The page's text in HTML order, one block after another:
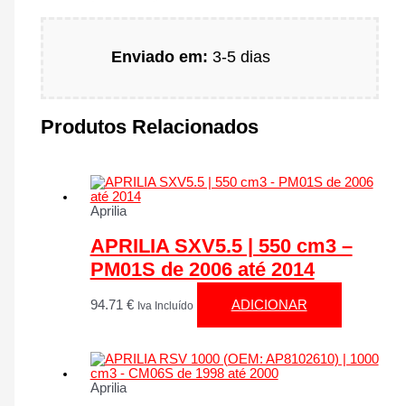
Enviado em: 3-5 dias
Produtos Relacionados
Aprilia
APRILIA SXV5.5 | 550 cm3 –
PM01S de 2006 até 2014
94.71 € Iva Incluído ADICIONAR
Aprilia